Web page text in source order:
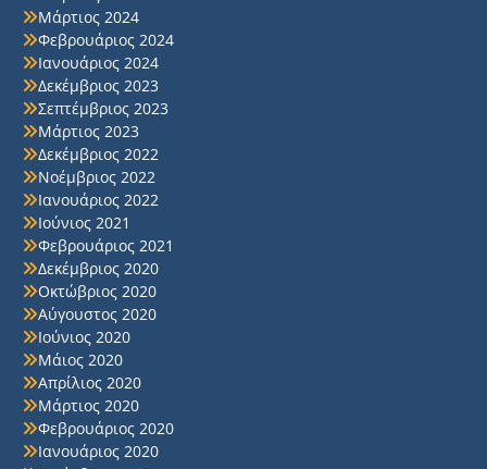
Μάρτιος 2024
Φεβρουάριος 2024
Ιανουάριος 2024
Δεκέμβριος 2023
Σεπτέμβριος 2023
Μάρτιος 2023
Δεκέμβριος 2022
Νοέμβριος 2022
Ιανουάριος 2022
Ιούνιος 2021
Φεβρουάριος 2021
Δεκέμβριος 2020
Οκτώβριος 2020
Αύγουστος 2020
Ιούνιος 2020
Μάιος 2020
Απρίλιος 2020
Μάρτιος 2020
Φεβρουάριος 2020
Ιανουάριος 2020